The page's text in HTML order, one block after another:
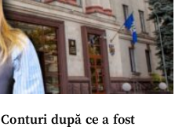
după ce a fost